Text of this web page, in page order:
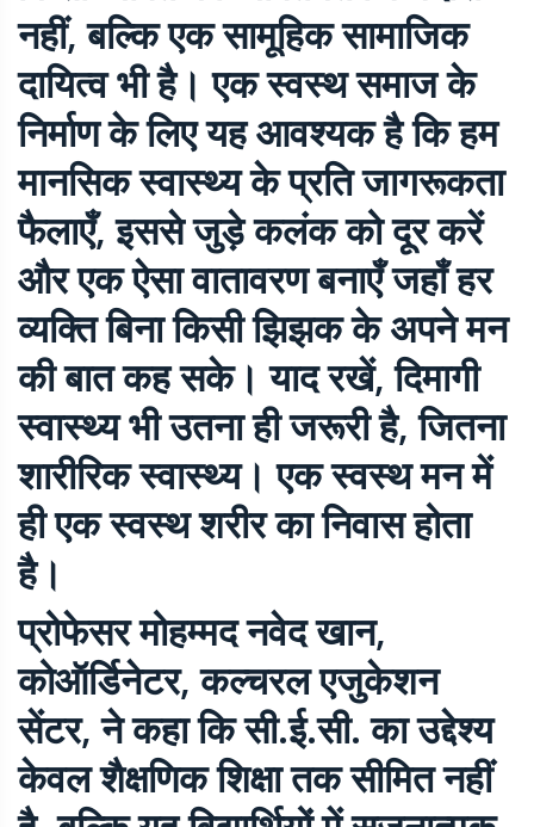
नहीं, बल्कि एक सामूहिक सामाजिक
दायित्व भी है। एक स्वस्थ समाज के
निर्माण के लिए यह आवश्यक है कि हम
मानसिक स्वास्थ्य के प्रति जागरूकता
फैलाएँ, इससे जुड़े कलंक को दूर करें
और एक ऐसा वातावरण बनाएँ जहाँ हर
व्यक्ति बिना किसी झिझक के अपने मन
की बात कह सके। याद रखें, दिमागी
स्वास्थ्य भी उतना ही जरूरी है, जितना
शारीरिक स्वास्थ्य। एक स्वस्थ मन में
ही एक स्वस्थ शरीर का निवास होता
है।
प्रोफेसर मोहम्मद नवेद खान,
कोऑर्डिनेटर, कल्चरल एजुकेशन
सेंटर, ने कहा कि सी.ई.सी. का उद्देश्य
केवल शैक्षणिक शिक्षा तक सीमित नहीं